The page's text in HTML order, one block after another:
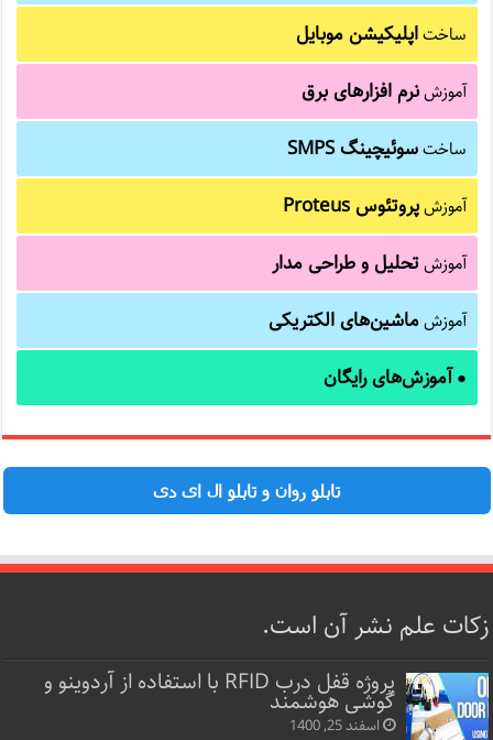
ساختاپلیکیشن موبایل
آموزشنرم افزارهای برق
ساختسوئیچینگ SMPS
آموزشپروتئوس Proteus
آموزشتحلیل و طراحی مدار
آموزشماشین‌های الکتریکی
●آموزش‌های رایگان
تابلو روان و تابلو ال ای دی
زکات علم نشر آن است.
پروژه قفل‌ درب RFID با استفاده از آردوینو و
گوشی هوشمند
اسفند 25, 1400